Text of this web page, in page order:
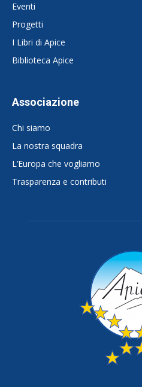
Eventi
Progetti
I Libri di Apice
Biblioteca Apice
Associazione
Chi siamo
La nostra squadra
L’Europa che vogliamo
Trasparenza e contributi